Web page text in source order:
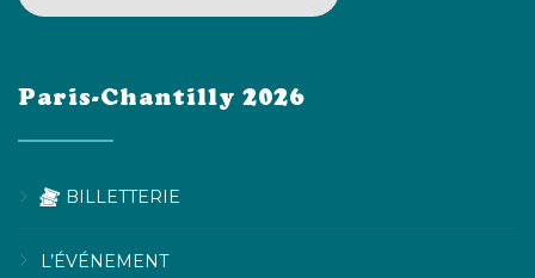
Paris-Chantilly 2026
BILLETTERIE
L’ÉVÉNEMENT